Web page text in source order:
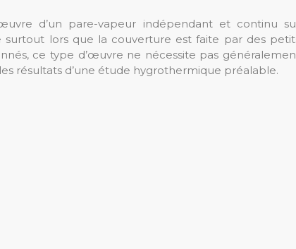
d’un pare-vapeur indépendant et continu
surtout lors que la couverture est faite par des
ce type d’œuvre ne nécessite pas
résultats d’une étude hygrothermique préalable.